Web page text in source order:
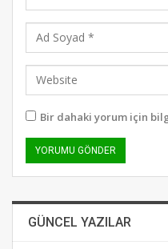
Bir dahaki yorum için
GÜNCEL YAZILAR